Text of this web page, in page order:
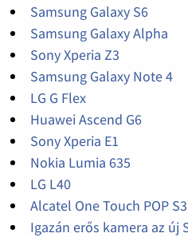
Samsung Galaxy S6
Samsung Galaxy Alpha
Sony Xperia Z3
Samsung Galaxy Note 4
LG G Flex
Huawei Ascend G6
Sony Xperia E1
Nokia Lumia 635
LG L40
Alcatel One Touch POP S3
Igazán erős kamera az új